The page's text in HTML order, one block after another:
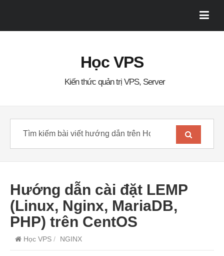
Học VPS
Kiến thức quản trị VPS, Server
Hướng dẫn cài đặt LEMP
(Linux, Nginx, MariaDB,
PHP) trên CentOS
Học VPS / NGINX